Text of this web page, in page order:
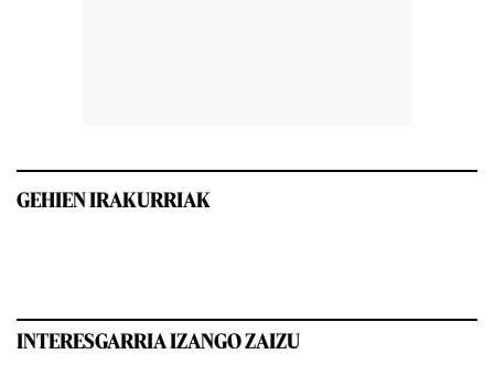
GEHIEN IRAKURRIAK
INTERESGARRIA IZANGO ZAIZU